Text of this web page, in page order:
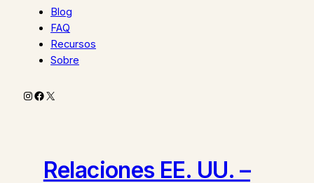
Blog
FAQ
Recursos
Sobre
Instagram
Facebook
X
Relaciones EE. UU. –